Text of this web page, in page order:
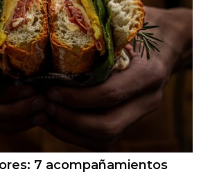
7 acompañamientos